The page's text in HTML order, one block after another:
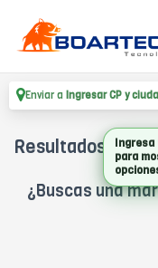
Enviar a Ingresar CP y
Resultados para
¿Buscas una
Ingresa
para